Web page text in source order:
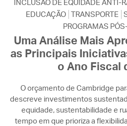
INCLUSÃO DE EQUIDADE ANTI-
EDUCAÇÃO TRANSPORTE
PROGRAMAS
Uma Análise Mais
as Principais
o Ano Fiscal
O orçamento de Cambridge
descreve investimentos
equidade, sustentabilidade e
tempo em que prioriza a